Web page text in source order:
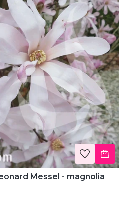
Messel - magnolia